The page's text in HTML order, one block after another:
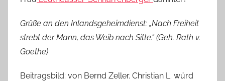
Grüße an den Inlandsgeheimdienst: „Nach Freiheit
strebt der Mann, das Weib nach Sitte.“ (Geh. Rath v.
Goethe)
Beitragsbild: von Bernd Zeller. Christian L. würd